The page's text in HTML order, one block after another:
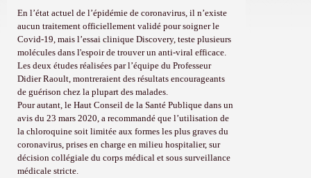
En l’état actuel de l’épidémie de coronavirus, il n’existe
aucun traitement officiellement validé pour soigner le
Covid-19, mais l’essai clinique Discovery, teste plusieurs
molécules dans l'espoir de trouver un anti-viral efficace.
Les deux études réalisées par l’équipe du Professeur
Didier Raoult, montreraient des résultats encourageants
de guérison chez la plupart des malades.
Pour autant, le Haut Conseil de la Santé Publique dans un
avis du 23 mars 2020, a recommandé que l’utilisation de
la chloroquine soit limitée aux formes les plus graves du
coronavirus, prises en charge en milieu hospitalier, sur
décision collégiale du corps médical et sous surveillance
médicale stricte.